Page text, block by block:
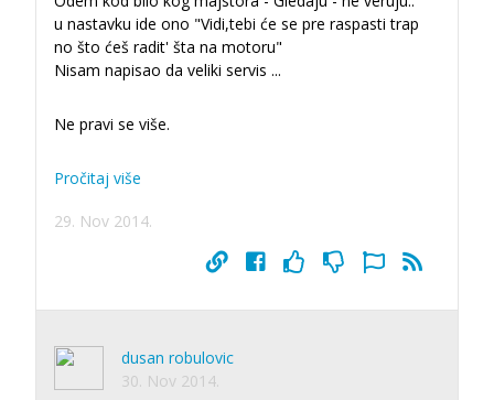
u nastavku ide ono "Vidi,tebi će se pre raspasti trap
no što ćeš radit' šta na motoru"
Nisam napisao da veliki servis ...
Ne pravi se više.
Pročitaj više
29. Nov 2014.
dusan robulovic
30. Nov 2014.